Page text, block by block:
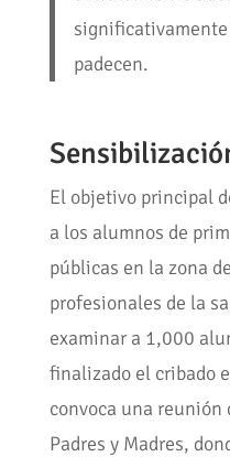
padecen.
El objetivo principal
a los alumnos de
públicas en la zona
profesionales de la
examinar a 1,000
finalizado el cribado
convoca una reunión
Padres y Madres,